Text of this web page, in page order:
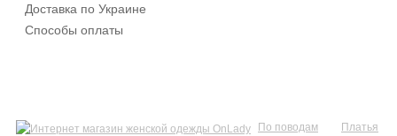
Доставка по Украине
Способы оплаты
По поводам
Платья